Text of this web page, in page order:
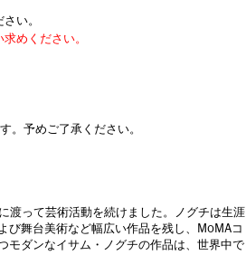
い。
めください。
。予めご了承ください。
渡って芸術活動を続けました。ノグチは生涯
び舞台美術など幅広い作品を残し、MoMAコ
モダンなイサム・ノグチの作品は、世界中で